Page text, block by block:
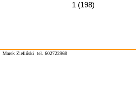
1 (198)
Marek Zieliński tel. 602722968